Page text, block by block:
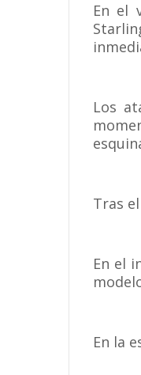
En el
Los
Tras
En el
En la